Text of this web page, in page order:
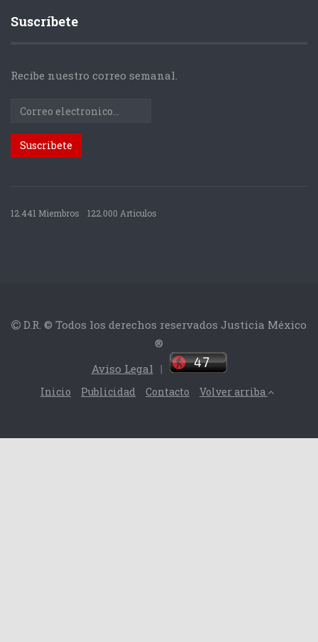
Suscríbete
Recibe nuestro correo semanal.
12.441 Miembros 122.000 Articulos
D.R. © Todos los derechos reservados Justicia México
®
Aviso Legal |
Inicio Publicidad Contacto Volver arriba